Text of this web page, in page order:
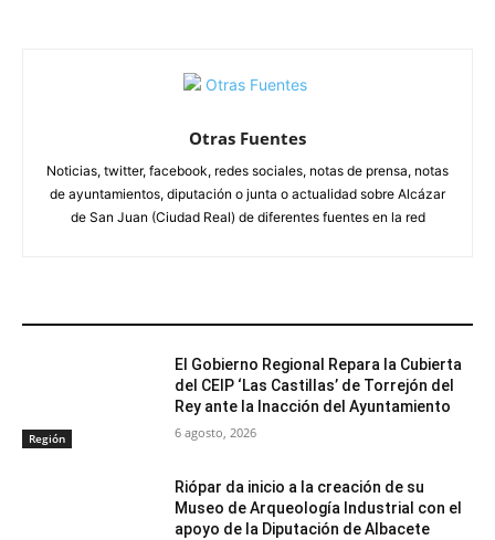
Otras Fuentes
Noticias, twitter, facebook, redes sociales, notas de prensa, notas
de ayuntamientos, diputación o junta o actualidad sobre Alcázar
de San Juan (Ciudad Real) de diferentes fuentes en la red
Región
El Gobierno Regional Repara la Cubierta
del CEIP ‘Las Castillas’ de Torrejón del
Rey ante la Inacción del Ayuntamiento
6 agosto, 2026
Riópar da inicio a la creación de su
Museo de Arqueología Industrial con el
apoyo de la Diputación de Albacete